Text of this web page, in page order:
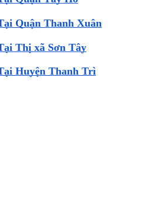
Quận Thanh Xuân
Thị xã Sơn Tây
Huyện Thanh Trì